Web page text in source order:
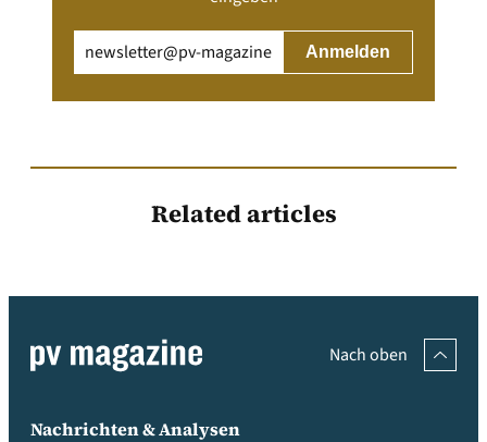
(erforderlich)
Related articles
Nach oben
Nachrichten & Analysen